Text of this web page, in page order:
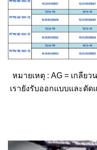
หมายเหตุ : AG = เกลีย
เรายังรับออกแบบและดัด